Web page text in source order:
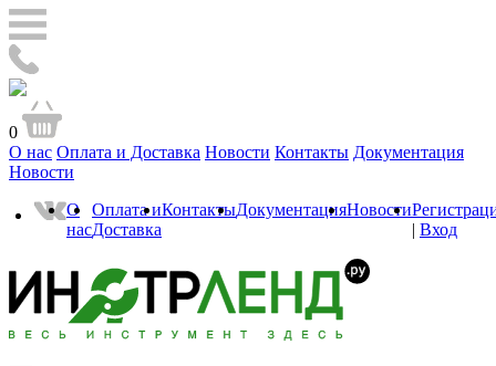
0
О нас Оплата и Доставка Новости Контакты Документация
Новости
О
нас
Оплата и
Доставка
КонтактыДокументацияНовости
| Вход